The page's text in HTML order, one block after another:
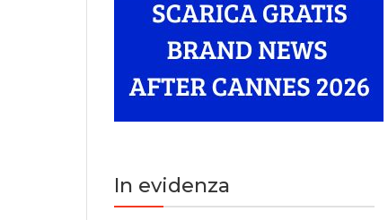
In evidenza